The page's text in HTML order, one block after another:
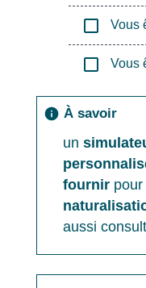
check_box_outline_blank Vous
check_box_outline_blank Vous
info À savoir
un
fournir
aussi